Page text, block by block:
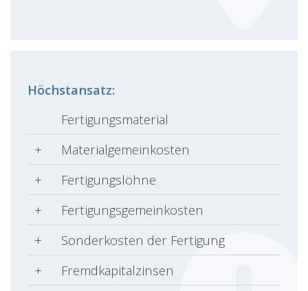
Höchstansatz:
Fertigungsmaterial
+
Materialgemeinkosten
+
Fertigungslöhne
+
Fertigungsgemeinkosten
+
Sonderkosten der Fertigung
+
Fremdkapitalzinsen